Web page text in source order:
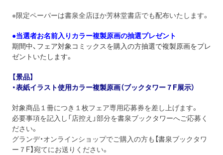
※限定ペーパーは書泉全店ほか芳林堂書店でも配布いたします。
●当選者お名前入りカラー複製原画の抽選プレゼント
期間中、フェア対象コミックスを購入の方抽選で複製原画をプレ
ゼントいたします。
【景品】
・表紙イラスト使用カラー複製原画（ブックタワー７F展示）
対象商品１冊につき１枚フェア専用応募券を差し上げます。
必要事項を記入し「店控え」部分を書泉ブックタワーへご応募く
ださい。
グランデ・オンラインショップでご購入の方も【書泉ブックタワ
ー７F】宛てにお送りください。